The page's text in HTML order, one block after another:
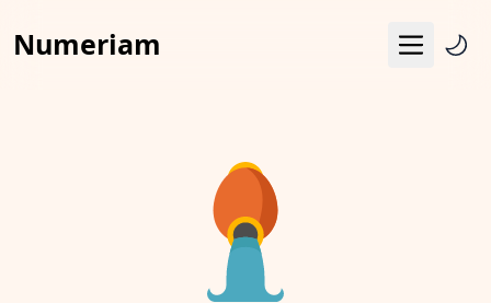
Numeriam Меню
Матрица судьбы
Гороскоп
Календарь